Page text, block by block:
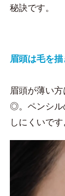
秘訣です。
眉頭は毛を
眉頭が薄い
◎。ペンシル
しにくいです